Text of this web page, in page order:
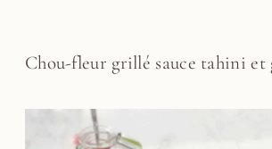
Chou-fleur grillé sauce tahini et